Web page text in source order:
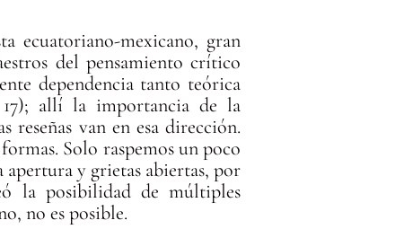
ecuatoriano-mexicano, gran
del pensamiento crítico
dependencia tanto teórica
17); allí la importancia de la
reseñas van en esa dirección.
Solo raspemos un poco
y grietas abiertas, por
la posibilidad de múltiples
no es posible.